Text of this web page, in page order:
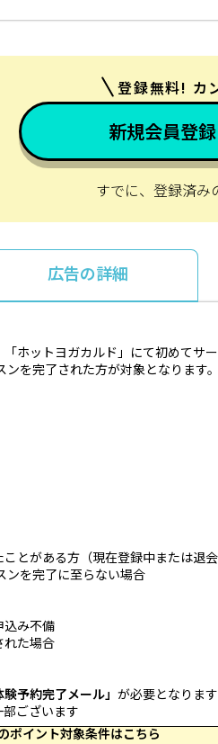
登録無料! カ
新規会員登
すでに、登録済み
広告の詳細
ホットヨガカルド」にて初めてサ
ンを完了された方が対象となります。
とがある方（現在登録中または退会
ンを完了に至らない場合
込み不備
れた場合
験予約完了メール」 が必要となりま
ございます
イント対象条件はこちら